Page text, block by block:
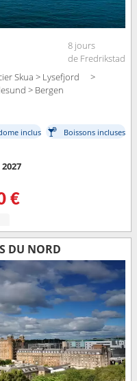
8 jours
de Fredrikstad
Skua > Lysefjord >
> Bergen
inclus
Boissons incluses
€
DU NORD